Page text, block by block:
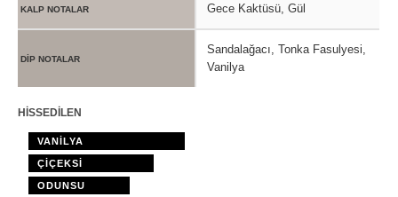
KALP NOTALAR Gece Kaktüsü, Gül
DİP NOTALAR
Sandalağacı, Tonka Fasulyesi,
Vanilya
HİSSEDİLEN
VANİLYA
ÇİÇEKSİ
ODUNSU